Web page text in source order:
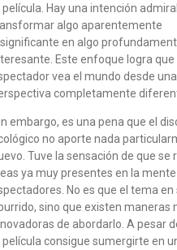
película. Hay una intención
algo aparentemente
en algo
Este enfoque logra que
vea el mundo desde una
completamente
embargo, es una pena que el
no aporte nada
Tuve la sensación de que se
ya muy presentes en la mente
No es que el tema en
sino que existen maneras
de abordarlo. A pesar
película consigue sumergirte en